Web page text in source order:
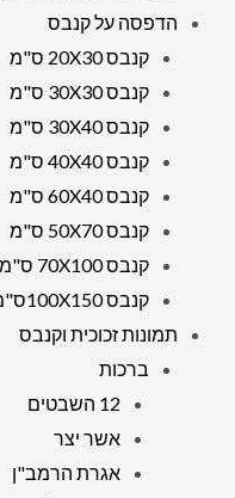
הדפסה על קנבס
קנבס 20X30 ס"מ
קנבס 30X30 ס"מ
קנבס 30X40 ס"מ
קנבס 40X40 ס"מ
קנבס 60X40 ס"מ
קנבס 50X70 ס"מ
קנבס 70X100 ס"מ
קנבס 100X150ס"מ
תמונות זכוכית וקנבס
ברכות
12 השבטים
אשר יצר
אגרת הרמב"ן